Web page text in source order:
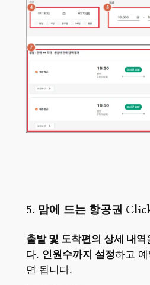
5. 맘에 드는 항공권
출발 및 도착편의 상세 내역
다. 인원수까지 설정하고
면 됩니다.